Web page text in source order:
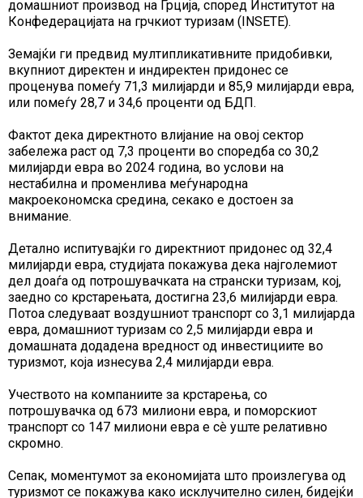
домашниот производ на Грција, според Институтот на
Конфедерацијата на грчкиот туризам (INSETE).
Земајќи ги предвид мултипликативните придобивки,
вкупниот директен и индиректен придонес се
проценува помеѓу 71,3 милијарди и 85,9 милијарди евра,
или помеѓу 28,7 и 34,6 проценти од БДП.
Фактот дека директното влијание на овој сектор
забележа раст од 7,3 проценти во споредба со 30,2
милијарди евра во 2024 година, во услови на
нестабилна и променлива меѓународна
макроекономска средина, секако е достоен за
внимание.
Детално испитувајќи го директниот придонес од 32,4
милијарди евра, студијата покажува дека најголемиот
дел доаѓа од потрошувачката на странски туризам, кој,
заедно со крстарењата, достигна 23,6 милијарди евра.
Потоа следуваат воздушниот транспорт со 3,1 милијарда
евра, домашниот туризам со 2,5 милијарди евра и
домашната додадена вредност од инвестициите во
туризмот, која изнесува 2,4 милијарди евра.
Учеството на компаниите за крстарења, со
потрошувачка од 673 милиони евра, и поморскиот
транспорт со 147 милиони евра е сè уште релативно
скромно.
Сепак, моментумот за економијата што произлегува од
туризмот се покажува како исклучително силен, бидејќи